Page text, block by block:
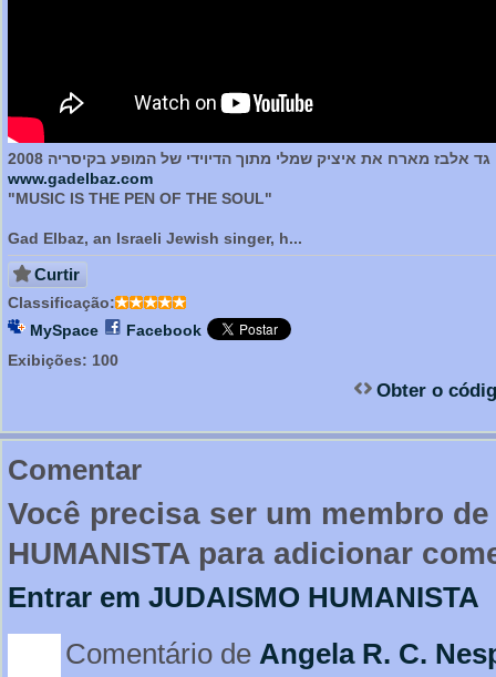
גד אלבז מארח את איציק שמלי מתוך הדיוידי של המופע בקיסריה 2008
www.gadelbaz.com
"MUSIC IS THE PEN OF THE SOUL"
Gad Elbaz, an Israeli Jewish singer, h...
Curtir
Classificação:
MySpace
Facebook
Exibições: 100
Obter o
Comentar
Você precisa ser um membro de
HUMANISTA para adicionar
Entrar em JUDAISMO HUMANISTA
Comentário de Angela R. C.